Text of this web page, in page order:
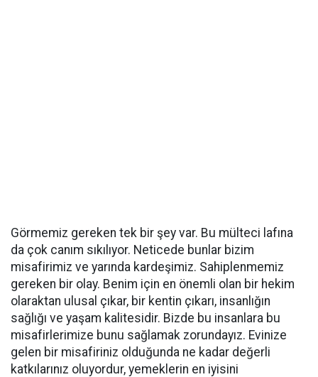
Görmemiz gereken tek bir şey var. Bu mülteci lafına
da çok canım sıkılıyor. Neticede bunlar bizim
misafirimiz ve yarında kardeşimiz. Sahiplenmemiz
gereken bir olay. Benim için en önemli olan bir hekim
olaraktan ulusal çıkar, bir kentin çıkarı, insanlığın
sağlığı ve yaşam kalitesidir. Bizde bu insanlara bu
misafirlerimize bunu sağlamak zorundayız. Evinize
gelen bir misafiriniz olduğunda ne kadar değerli
katkılarınız oluyordur, yemeklerin en iyisini